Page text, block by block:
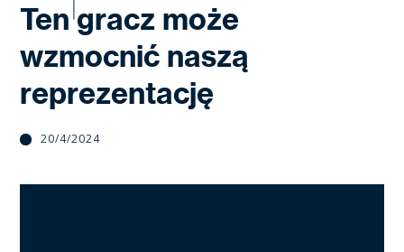
Ten gracz może
wzmocnić naszą
reprezentację
20/4/2024